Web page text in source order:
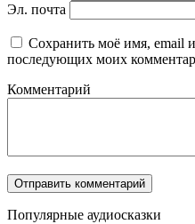
Эл. почта
Сохранить моё имя, email и
последующих моих
Комментарий
Популярные аудиосказки